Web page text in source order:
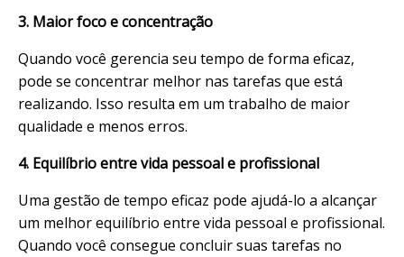
3. Maior foco e concentração
Quando você gerencia seu tempo de forma eficaz,
pode se concentrar melhor nas tarefas que está
realizando. Isso resulta em um trabalho de maior
qualidade e menos erros.
4. Equilíbrio entre vida pessoal e profissional
Uma gestão de tempo eficaz pode ajudá-lo a alcançar
um melhor equilíbrio entre vida pessoal e profissional.
Quando você consegue concluir suas tarefas no